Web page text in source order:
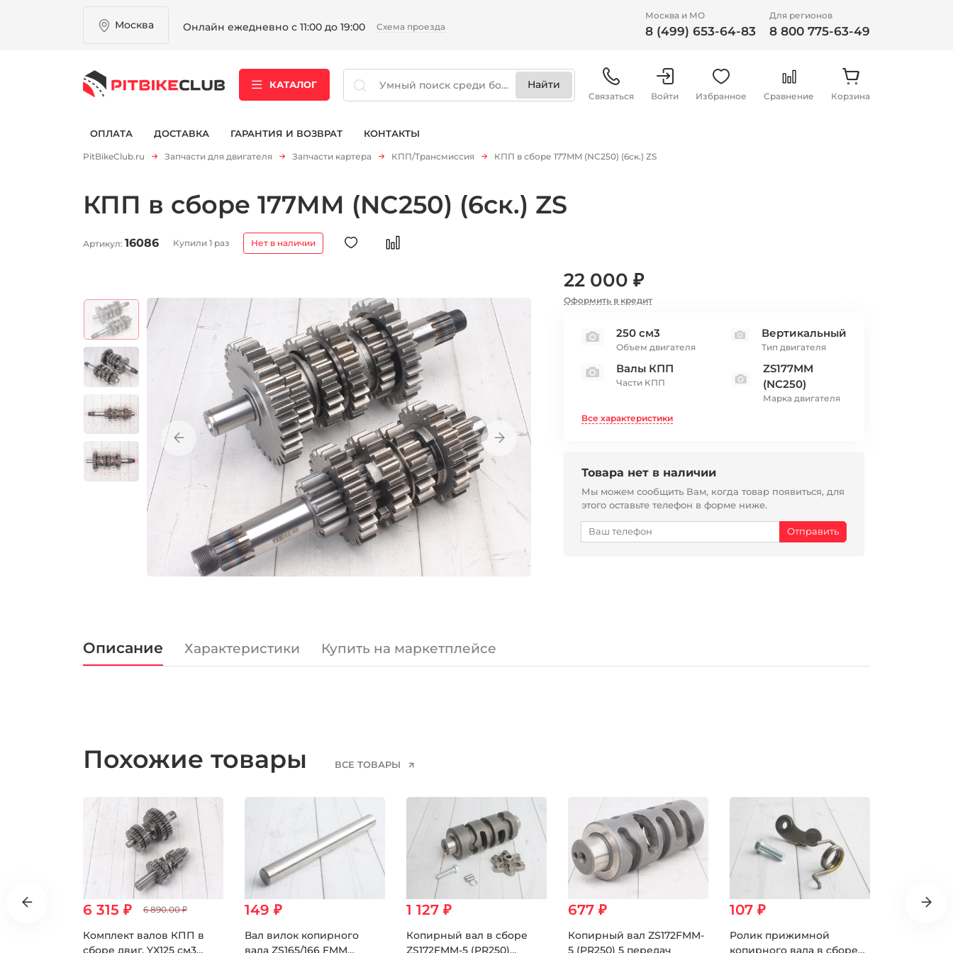
Москва Онлайн ежедневно с 11:00 до 19:00 Схема проезда
Москва и МО
8 (499) 653-64-83
Для регионов
8 800 775-63-49
КАТАЛОГ
Связаться Войти Избранное Сравнение Корзина
ОПЛАТА ДОСТАВКА ГАРАНТИЯ И ВОЗВРАТ КОНТАКТЫ
PitBikeClub.ru Запчасти для двигателя Запчасти картера КПП/Трансмиссия КПП в сборе 177MM (NC250) (6ск.) ZS
КПП в сборе 177MM (NC250) (6ск.) ZS
Артикул: 16086 Купили 1 раз Нет в наличии
22 000 ₽
Оформить в кредит
250 см3
Объем двигателя
Вертикальный
Тип двигателя
Валы КПП
Части КПП
ZS177MM
(NC250)
Марка двигателя
Все характеристики
Товара нет в наличии
Мы можем сообщить Вам, когда товар появиться, для
этого оставьте телефон в форме ниже.
Описание Характеристики Купить на маркетплейсе
Похожие товары ВСЕ ТОВАРЫ
6 315 ₽ 6 890.00 ₽
Комплект валов КПП в
сборе двиг. YX125 см3
149 ₽
Вал вилок копирного
вала ZS165/166 FMM
1 127 ₽
Копирный вал в сборе
ZS172FMM-5 (PR250)
677 ₽
Копирный вал ZS172FMM-
5 (PR250) 5 передач
107 ₽
Ролик прижимной
копирного вала в сборе
302 ₽